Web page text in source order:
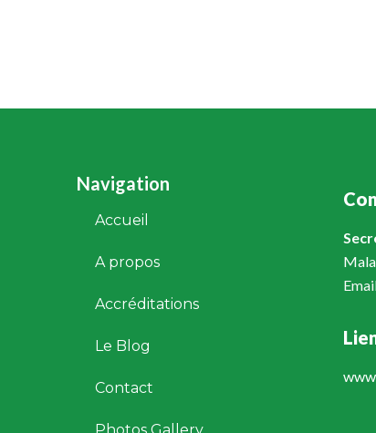
Navigation
Accueil
A propos
Accréditations
Le Blog
Contact